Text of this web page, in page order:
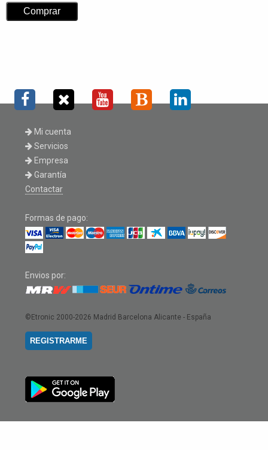
Mi cuenta
Servicios
Empresa
Garantía
Contactar
Formas de pago:
Envios por:
©Etronic 2000-2026 Madrid Barcelona Alicante - España
REGISTRARME